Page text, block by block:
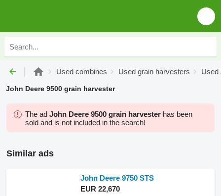
Used combines Used grain harvesters Used
John Deere 9500 grain harvester
The ad John Deere 9500 grain harvester has been
sold and is not included in the search!
Similar ads
John Deere 9750 STS
EUR 22,670